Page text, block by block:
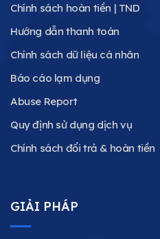
Chính sách hoàn tiền | TND
Hướng dẫn thanh toán
Chính sách dữ liệu cá nhân
Báo cáo lạm dụng
Abuse Report
Quy định sử dụng dịch vụ
Chính sách đổi trả & hoàn tiền
GIẢI PHÁP